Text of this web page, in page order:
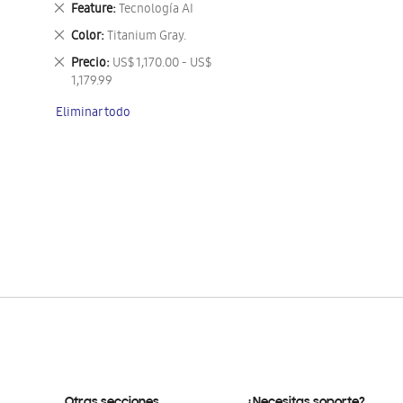
Feature Tecnología AI
Eliminar
este
artículo
Color Titanium Gray.
Eliminar
este
artículo
Precio US$ 1,170.00 - US$
1,179.99
Eliminar
este
Eliminar todo